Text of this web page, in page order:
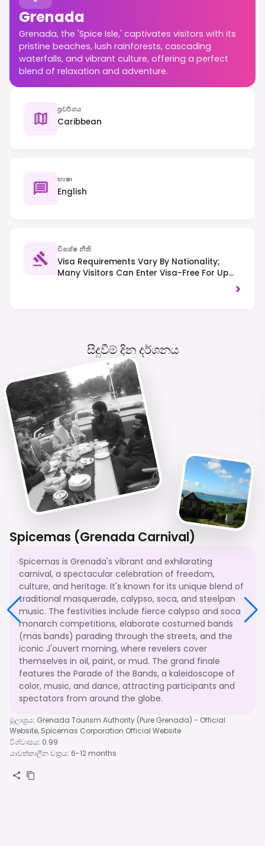
Grenada
Grenada, the 'Spice Isle,' captivates visitors with its
pristine beaches, lush rainforests, cascading
waterfalls, and vibrant culture, offering a perfect
blend of relaxation and adventure.
ප්‍රවර්ගය
Caribbean
භාෂා
English
විශේෂ නීති
Visa Requirements Vary By Nationality;
Many Visitors Can Enter Visa-Free For Up
>
සිදුවීම් දින දර්ශනය
Spicemas (Grenada Carnival)
Spicemas is Grenada's vibrant and exhilarating
carnival, a spectacular celebration of freedom,
culture, and heritage. It's known for its unique blend of
traditional masquerade, calypso, soca, and steelpan
music. The festivities include fierce calypso and soca
monarch competitions, elaborate costumed bands
(mas bands) parading through the streets, and the
iconic J'ouvert morning, where revelers cover
themselves in oil, paint, or mud. The grand finale
features the Parade of the Bands, a kaleidoscope of
color, music, and dance, attracting participants and
spectators from around the globe.
මූලාශ්‍රය: Grenada Tourism Authority (Pure Grenada) - Official
Website, Spicemas Corporation Official Website
විශ්වාසය: 0.99
යාවත්කාලීන චක්‍රය: 6-12 months